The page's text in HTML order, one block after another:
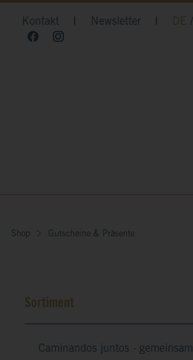
Kontakt Newsletter DE
Shop Gutscheine & Präsente
Sortiment
Caminandos juntos - gemeinsam